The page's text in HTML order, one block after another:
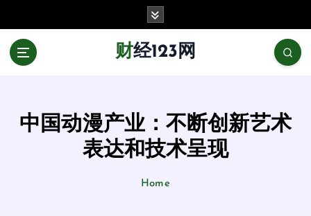
财经123网
中国动漫产业：不断创新艺术
表达和技术呈现
Home